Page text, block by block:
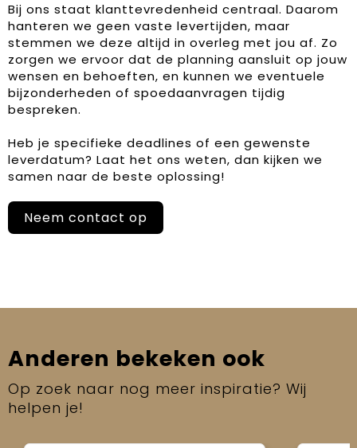
Bij ons staat klanttevredenheid centraal. Daarom
hanteren we geen vaste levertijden, maar
stemmen we deze altijd in overleg met jou af. Zo
zorgen we ervoor dat de planning aansluit op jouw
wensen en behoeften, en kunnen we eventuele
bijzonderheden of spoedaanvragen tijdig
bespreken.
Heb je specifieke deadlines of een gewenste
leverdatum? Laat het ons weten, dan kijken we
samen naar de beste oplossing!
Neem contact op
Anderen bekeken ook
Op zoek naar nog meer inspiratie? Wij
helpen je!